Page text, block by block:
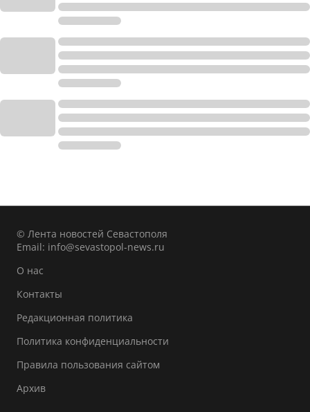
© Лента новостей Севастополя
Email: info@sevastopol-news.ru
О нас
Контакты
Редакционная политика
Политика конфиденциальности
Правила пользования сайтом
Архив